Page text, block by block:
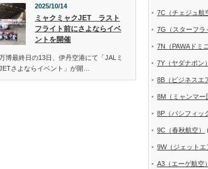
2025/10/14
ミャクミャクJET ラスト
フライト前にさよならイベ
ントを開催
博最終日の13日、伊丹空港にて「JALミ
さよならイベント」が開…
7C（チェジュ航
7G（スターフラ
7N（PAWAドミ
7Y（ヤダナポン）
8B（ビジネスエ
8M（ミャンマー
8P（パシフィッ
9C（春秋航空）
9W（ジェットエ
A3（エーゲ航空）